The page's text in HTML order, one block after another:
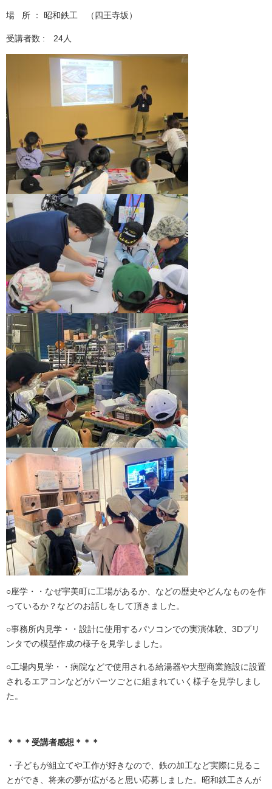
場 所 ： 昭和鉄工 （四王寺坂）
受講者数 : 24人
○座学・・なぜ宇美町に工場があるか、などの歴史やどんなものを作
っているか？などのお話しをして頂きました。
○事務所内見学・・設計に使用するパソコンでの実演体験、3Dプリ
ンタでの模型作成の様子を見学しました。
○工場内見学・・病院などで使用される給湯器や大型商業施設に設置
されるエアコンなどがパーツごとに組まれていく様子を見学しまし
た。
＊＊＊受講者感想＊＊＊
・子どもが組立てや工作が好きなので、鉄の加工など実際に見るこ
とができ、将来の夢が広がると思い応募しました。昭和鉄工さんが